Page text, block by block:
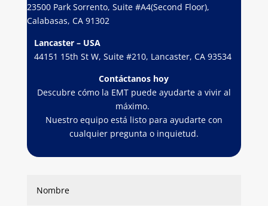
23500 Park Sorrento, Suite #A4(Second Floor),
Calabasas, CA 91302
Lancaster – USA
44151 15th St W, Suite #210, Lancaster, CA 93534
Contáctanos hoy
Descubre cómo la EMT puede ayudarte a vivir al
máximo.
Nuestro equipo está listo para ayudarte con
cualquier pregunta o inquietud.